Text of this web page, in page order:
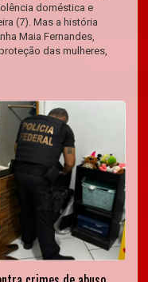
doméstica e
(7). Mas a história
Maia Fernandes,
das mulheres,